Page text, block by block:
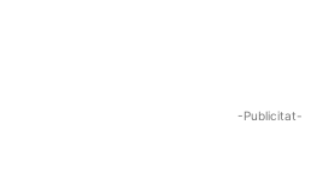
-Publicitat-